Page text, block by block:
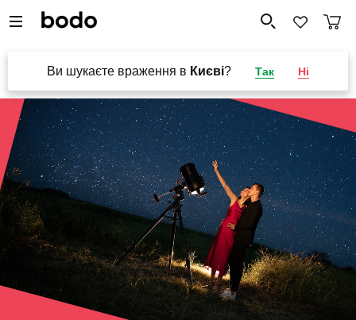
Ви шукаєте враження в Києві? Так Ні